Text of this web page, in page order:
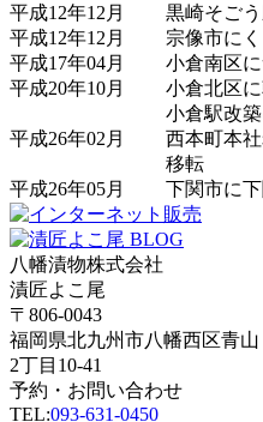
平成12年12月
黒崎そご
平成12年12月
宗像市に
平成17年04月
小倉南区
平成20年10月
小倉北区
小倉駅改
平成26年02月
西本町本
移転
平成26年05月
下関市に
八幡漬物株式会社
漬匠よこ尾
〒806-0043
福岡県北九州市八幡西区青山
2丁目10-41
予約・お問い合わせ
TEL:093-631-0450